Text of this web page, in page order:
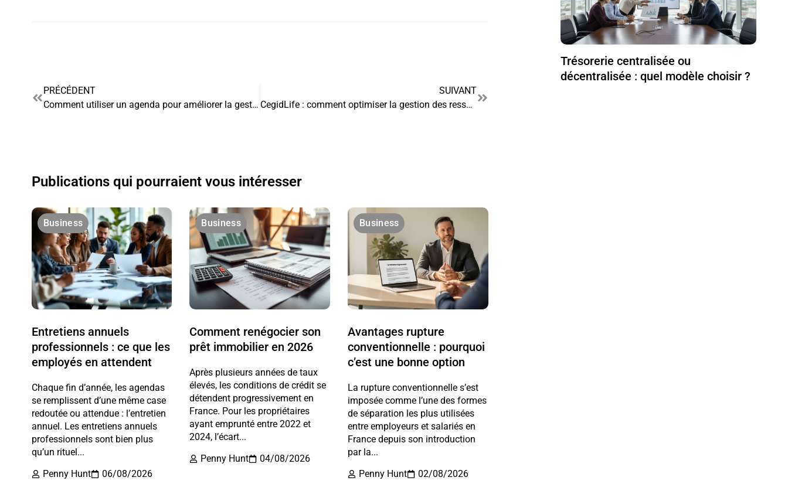
PRÉCÉDENT
Comment utiliser un agenda pour améliorer la gestion des stocks
SUIVANT
CegidLife : comment optimiser la gestion des ressources humaines en temps réel
Publications qui pourraient vous intéresser
Business
Entretiens annuels
professionnels : ce que les
employés en attendent
Chaque fin d’année, les agendas
se remplissent d’une même case
redoutée ou attendue : l’entretien
annuel. Les entretiens annuels
professionnels sont bien plus
qu’un rituel...
Penny Hunt
06/08/2026
Business
Comment renégocier son
prêt immobilier en 2026
Après plusieurs années de taux
élevés, les conditions de crédit se
détendent progressivement en
France. Pour les propriétaires
ayant emprunté entre 2022 et
2024, l’écart...
Penny Hunt
04/08/2026
Business
Avantages rupture
conventionnelle : pourquoi
c’est une bonne option
La rupture conventionnelle s’est
imposée comme l’une des formes
de séparation les plus utilisées
entre employeurs et salariés en
France depuis son introduction
par la...
Penny Hunt
02/08/2026
Trésorerie centralisée ou
décentralisée : quel modèle choisir ?